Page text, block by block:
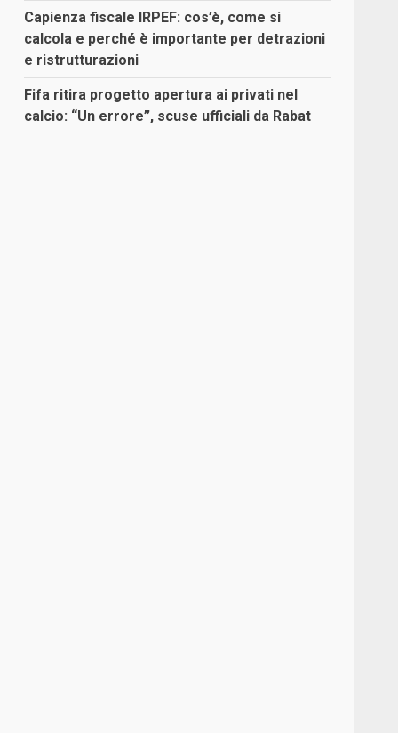
Capienza fiscale IRPEF: cos’è, come si
calcola e perché è importante per detrazioni
e ristrutturazioni
Fifa ritira progetto apertura ai privati nel
calcio: “Un errore”, scuse ufficiali da Rabat